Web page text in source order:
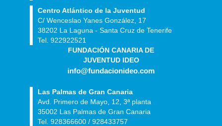
Centro Atlántico de la Juventud
C/ Wenceslao Yanes González, 17
38202 La Laguna - Santa Cruz de Tenerife
Tel. 922922521
FUNDACIÓN CANARIA DE
JUVENTUD IDEO
info@fundacionideo.com
Las Palmas de Gran Canaria
Avd. Primero de Mayo, 12, 3ª planta
35002 Las Palmas de Gran Canaria
Tel. 928366600 / 928433757